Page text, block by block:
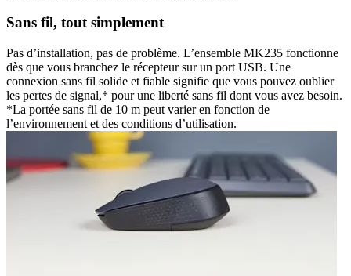
Sans fil, tout simplement
Pas d’installation, pas de problème. L’ensemble MK235 fonctionne
dès que vous branchez le récepteur sur un port USB. Une
connexion sans fil solide et fiable signifie que vous pouvez oublier
les pertes de signal,* pour une liberté sans fil dont vous avez besoin.
*La portée sans fil de 10 m peut varier en fonction de
l’environnement et des conditions d’utilisation.